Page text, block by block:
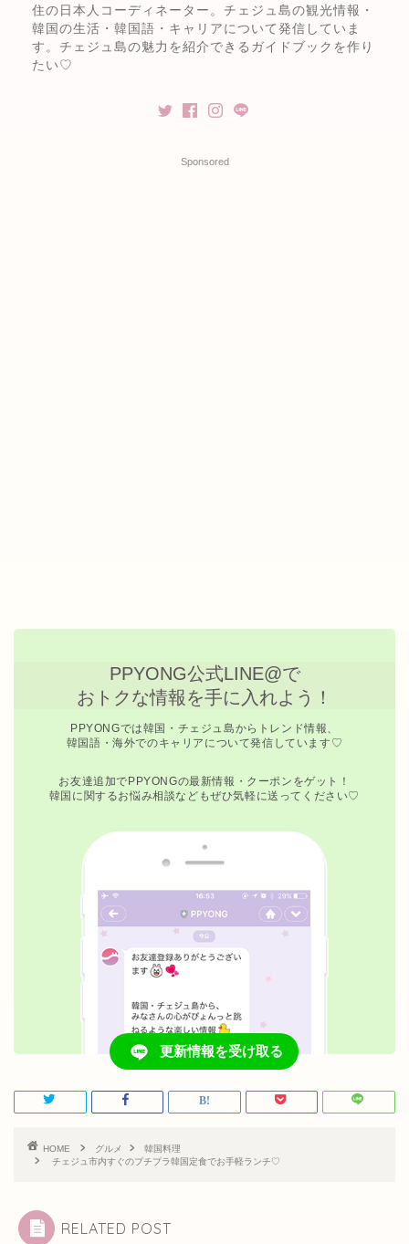
住の日本人コーディネーター。チェジュ島の観光情報・
韓国の生活・韓国語・キャリアについて発信していま
す。チェジュ島の魅力を紹介できるガイドブックを作り
たい♡
Sponsored
PPYONG公式LINE@で
おトクな情報を手に入れよう！
PPYONGでは韓国・チェジュ島からトレンド情報、
韓国語・海外でのキャリアについて発信しています♡
お友達追加でPPYONGの最新情報・クーポンをゲット！
韓国に関するお悩み相談などもぜひ気軽に送ってください♡
更新情報を受け取る
HOME グルメ
韓国料理
チェジュ市内すぐのプチプラ韓国定食でお手軽ランチ♡
RELATED POST